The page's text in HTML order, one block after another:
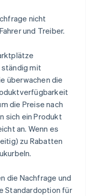
nicht
und Treiber.
ständig mit
überwachen die
die Preise nach
sich ein Produkt
an. Wenn es
zu Rabatten
die Nachfrage und
Standardoption für